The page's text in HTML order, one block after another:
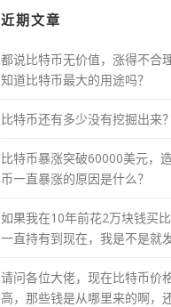
近期文章
都说比特币无价值，涨得不合
知道比特币最大的用途吗？
比特币还有多少没有挖掘出来？
比特币暴涨突破60000美元，
币一直暴涨的原因是什么？
如果我在10年前花2万块钱买比
一直持有到现在，我是不是就
请问各位大佬，现在比特币价
高，那些钱是从哪里来的啊，